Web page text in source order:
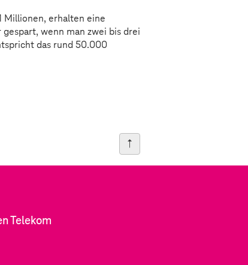
Millionen, erhalten eine
wenn man zwei bis drei
das rund 50.000
Telekom